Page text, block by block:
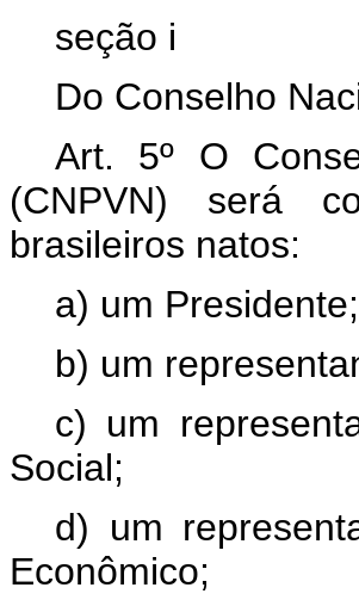
seção i
Do Conselho
Art. 5º O
(CNPVN) será
brasileiros natos:
a) um Presidente;
b) um
c) um
Social;
d) um
Econômico;